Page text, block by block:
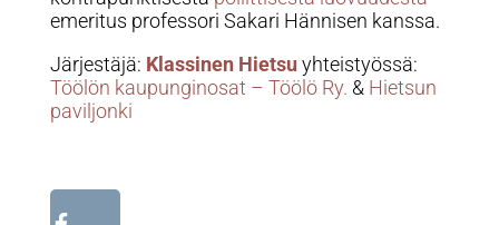
emeritus professori Sakari Hännisen kanssa.
Järjestäjä: Klassinen Hietsuyhteistyössä:
Töölön kaupunginosat – Töölö Ry. & Hietsun
paviljonki